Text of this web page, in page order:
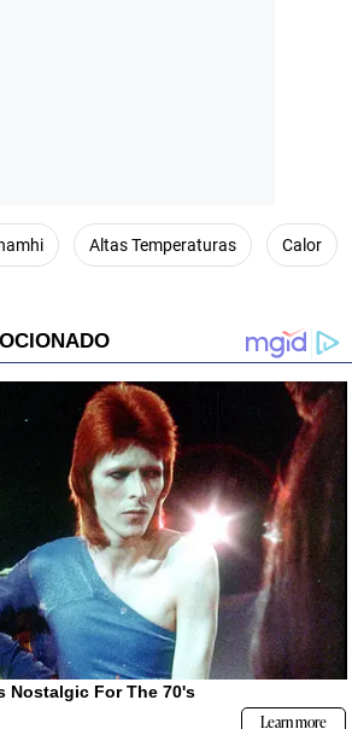
Altas Temperaturas Calor